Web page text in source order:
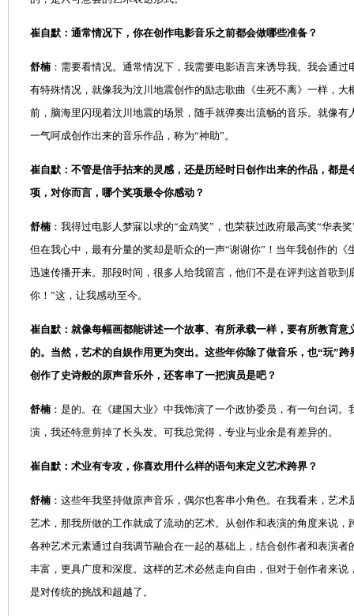
崔自默：通常情况下，你在创作电影音乐之前都会做哪些准备？
舒楠 ：需要看情况。通常情况下，我需要电影语言来诱导我。我会通
有特殊情况，就像我为汶川地震创作的励志歌曲《生死不离》一样，大
前，脑海里闪现着汶川地震的场景，随手就弹奏出流畅的音乐。就像
一气呵成创作出来的音乐作品，称为“神助”。
崔自默：不管是信手拈来的灵感，还是历经时日创作出来的作品，都
项，对你而言，哪个奖项最令你感动？
舒楠 ：我得过电影人梦寐以求的“金鸡奖”，也荣获过政府最高奖“华表
但在我心中，最有分量的奖却是听众的一声“谢谢你”！当年我创作的
迅速传播开来。那段时间，很多人给我留言，他们不是在评判这首歌
你！”这，让我感动至今。
崔自默：就像每幅画都能讲述一个故事、有所承载一样，要有所教育意
的。当然，艺术的自娱作用更为突出。这些年你除了做音乐，也“玩”
创作了史诗般的原声音乐外，还客串了一把演员是吧？
舒楠 ：是的。在《建国大业》中我饰演了一个政协委员，有一句台词
演，我还特意剪掉了长头发。可我总觉得，专业与业余是有差异的。
崔自默：术业有专攻，你喜欢用什么样的语句来定义艺术跨界？
舒楠 ：这些年我坚持做原声音乐，偶尔也客串小角色。在我看来，艺
艺术，那我所做的工作就成了流动的艺术。从创作和表演的角度来说
各种艺术元素通过自我调节融合在一起的基础上，结合创作者和表演
丰富，更具广度和深度。这样的艺术必然走向自由，但对于创作者来
是对传统的挑战和超越了。